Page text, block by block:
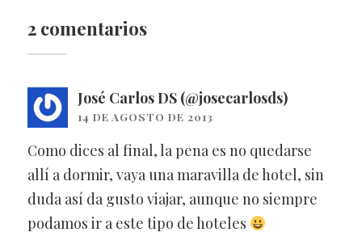
2 comentarios
José Carlos DS (@josecarlosds)
14 DE AGOSTO DE 2013
Como dices al final, la pena es no quedarse
allí a dormir, vaya una maravilla de hotel, sin
duda así da gusto viajar, aunque no siempre
podamos ir a este tipo de hoteles